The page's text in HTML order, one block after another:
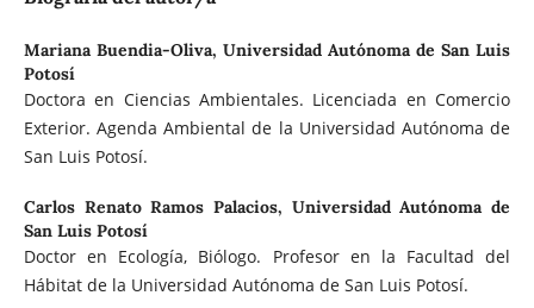
Mariana Buendia-Oliva, Universidad Autónoma de San Luis
Potosí
Doctora en Ciencias Ambientales. Licenciada en Comercio
Exterior. Agenda Ambiental de la Universidad Autónoma de
San Luis Potosí.
Carlos Renato Ramos Palacios, Universidad Autónoma de
San Luis Potosí
Doctor en Ecología, Biólogo. Profesor en la Facultad del
Hábitat de la Universidad Autónoma de San Luis Potosí.